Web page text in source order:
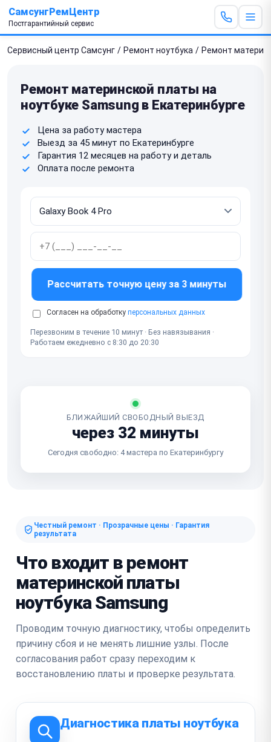
СамсунгРемЦентр
Постгарантийный сервис
Сервисный центр Самсунг / Ремонт ноутбука / Ремонт
Ремонт материнской платы на
ноутбуке Samsung в Екатеринбурге
Цена за работу мастера
Выезд за 45 минут по Екатеринбурге
Гарантия 12 месяцев на работу и деталь
Оплата после ремонта
Рассчитать точную цену за 3 минуты
Согласен на обработку персональных данных
Перезвоним в течение 10 минут · Без навязывания ·
Работаем ежедневно с 8:30 до 20:30
БЛИЖАЙШИЙ СВОБОДНЫЙ ВЫЕЗД
через 32 минуты
Сегодня свободно: 4 мастера по Екатеринбургу
Честный ремонт · Прозрачные цены · Гарантия
результата
Что входит в ремонт
материнской платы
ноутбука Samsung
Проводим точную диагностику, чтобы определить
причину сбоя и не менять лишние узлы. После
согласования работ сразу переходим к
восстановлению платы и проверке результата.
Диагностика платы ноутбука